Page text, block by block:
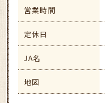
営業時間
定休日
JA名
地図